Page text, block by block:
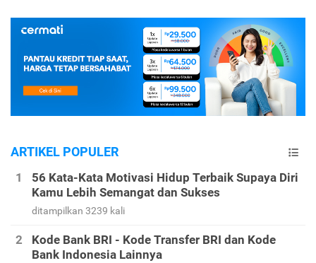
ARTIKEL POPULER
56 Kata-Kata Motivasi Hidup Terbaik Supaya Diri
Kamu Lebih Semangat dan Sukses
ditampilkan 3239 kali
Kode Bank BRI - Kode Transfer BRI dan Kode
Bank Indonesia Lainnya